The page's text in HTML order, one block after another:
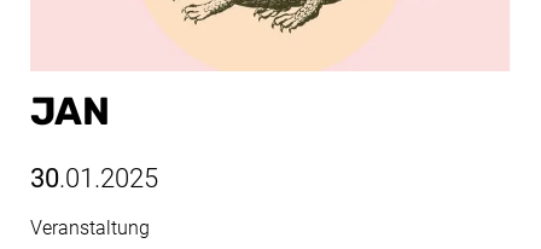
JAN
30.01.2025
Veranstaltung